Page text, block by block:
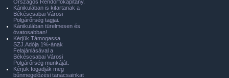
Országos Rendőrfőkapitány.
Kánikulában is kitartanak a
Békéscsabai Városi
Polgárőrség tagjai.
Kánikulában türelmesen és
óvatosabban!
Kérjük Támogassa
SZJ.Adója 1%-ának
Felajánlásával a
Békéscsabai Városi
Polgárőrség munkáját.
Kérjük fogadják meg
bűnmegelőzési tanácsainkat